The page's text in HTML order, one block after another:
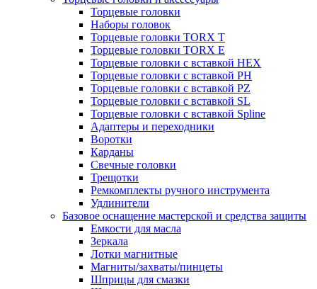
Торцевые головки
Наборы головок
Торцевые головки TORX T
Торцевые головки TORX Е
Торцевые головки с вставкой HEX
Торцевые головки с вставкой PH
Торцевые головки с вставкой PZ
Торцевые головки с вставкой SL
Торцевые головки с вставкой Spline
Адаптеры и переходники
Воротки
Карданы
Свечные головки
Трещотки
Ремкомплекты ручного инструмента
Удлинители
Базовое оснащение мастерской и средства защиты
Емкости для масла
Зеркала
Лотки магнитные
Магниты/захваты/пинцеты
Шприцы для смазки